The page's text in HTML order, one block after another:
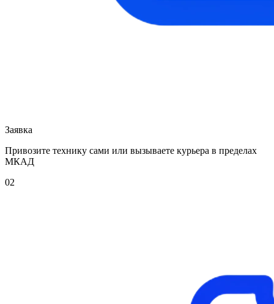
Заявка
Привозите технику сами или вызываете курьера в пределах
МКАД
02